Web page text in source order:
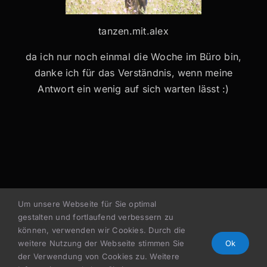
tanzen.mit.alex
da ich nur noch einmal die Woche im Büro bin,
danke ich für das Verständnis, wenn meine
Antwort ein wenig auf sich warten lässt :)
© 2023 Alexandra Pointner – Impressum
–
Datenschutz
Um unsere Webseite für Sie optimal
gestalten und fortlaufend verbessern zu
können, verwenden wir Cookies. Durch die
weitere Nutzung der Webseite stimmen Sie
der Verwendung von Cookies zu. Weitere
Ok